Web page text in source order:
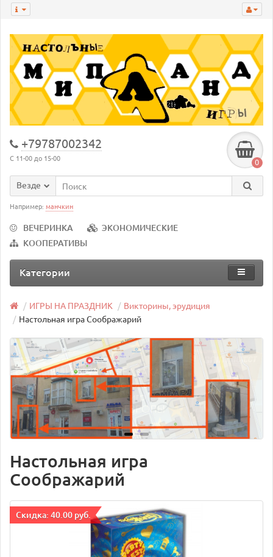
+79787002342
С 11-00 до 15-00 0
Везде
Например: манчкин
ВЕЧЕРИНКА
ЭКОНОМИЧЕСКИЕ
КООПЕРАТИВЫ
Категории
ИГРЫ НА ПРАЗДНИК
Викторины, эрудиция
Настольная игра Соображарий
Настольная игра
Соображарий
Cкидка: 40.00 руб.